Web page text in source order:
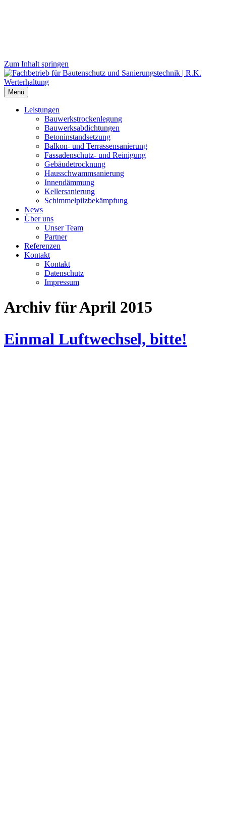
Zum Inhalt springen
Menü
Leistungen
Bauwerks­trockenlegung
Bauwerks­abdichtungen
Beton­instand­setzung
Balkon- und Terras­sen­sanierung
Fassaden­schutz- und Reinigung
Gebäude­trocknung
Haus­schwamm­sanierung
Innen­dämmung
Keller­sanierung
Schimmel­pilz­bekämpfung
News
Über uns
Unser Team
Partner
Referenzen
Kontakt
Kontakt
Datenschutz
Impressum
Archiv für April 2015
Einmal Luftwechsel, bitte!